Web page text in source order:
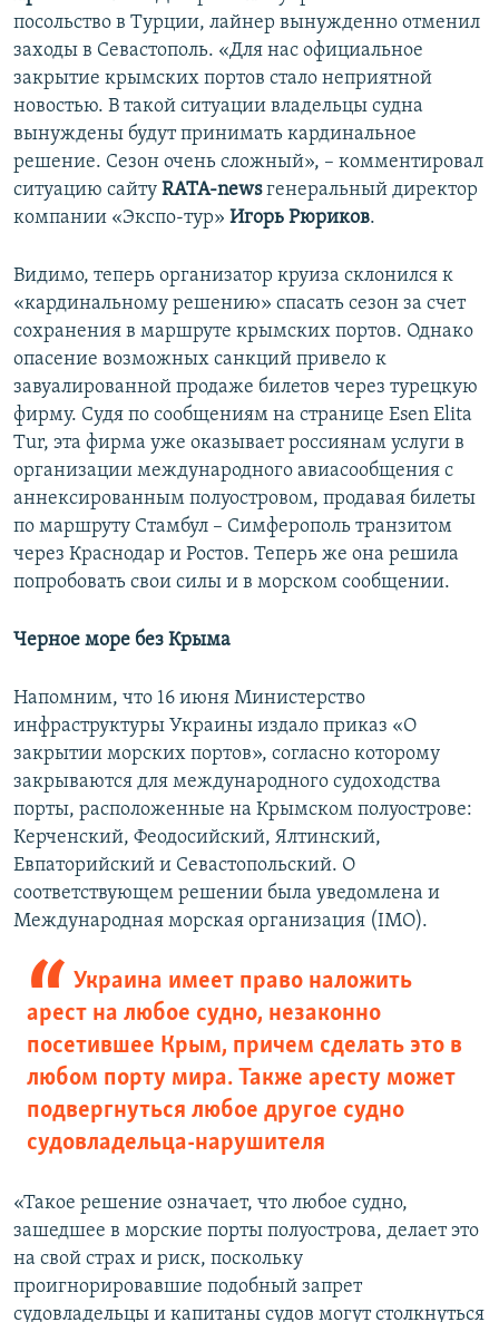
посольство в Турции, лайнер вынужденно отменил
заходы в Севастополь. «Для нас официальное
закрытие крымских портов стало неприятной
новостью. В такой ситуации владельцы судна
вынуждены будут принимать кардинальное
решение. Сезон очень сложный», – комментировал
ситуацию сайту RATA-newsгенеральный директор
компании «Экспо-тур» Игорь Рюриков.
Видимо, теперь организатор круиза склонился к
«кардинальному решению» спасать сезон за счет
сохранения в маршруте крымских портов. Однако
опасение возможных санкций привело к
завуалированной продаже билетов через турецкую
фирму. Судя по сообщениям на странице Esen Elita
Tur, эта фирма уже оказывает россиянам услуги в
организации международного авиасообщения с
аннексированным полуостровом, продавая билеты
по маршруту Стамбул – Симферополь транзитом
через Краснодар и Ростов. Теперь же она решила
попробовать свои силы и в морском сообщении.
Черное море без Крыма
Напомним, что 16 июня Министерство
инфраструктуры Украины издало приказ «О
закрытии морских портов», согласно которому
закрываются для международного судоходства
порты, расположенные на Крымском полуострове:
Керченский, Феодосийский, Ялтинский,
Евпаторийский и Севастопольский. О
соответствующем решении была уведомлена и
Международная морская организация (IMO).
Украина имеет право наложить
арест на любое судно, незаконно
посетившее Крым, причем сделать это в
любом порту мира. Также аресту может
подвергнуться любое другое судно
судовладельца-нарушителя
«Такое решение означает, что любое судно,
зашедшее в морские порты полуострова, делает это
на свой страх и риск, поскольку
проигнорировавшие подобный запрет
судовладельцы и капитаны судов могут столкнуться